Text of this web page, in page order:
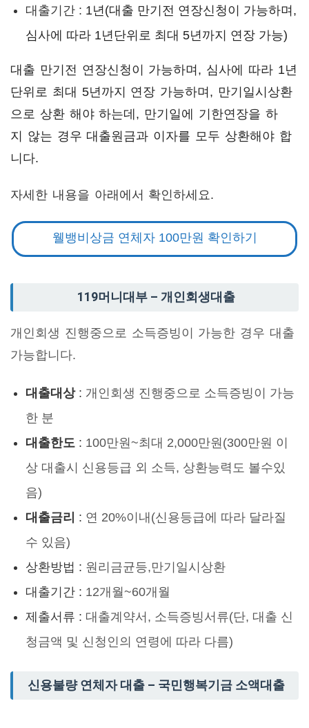
대출기간 : 1년(대출 만기전 연장신청이 가능하며,
심사에 따라 1년단위로 최대 5년까지 연장 가능)
대출 만기전 연장신청이 가능하며, 심사에 따라 1년
단위로 최대 5년까지 연장 가능하며, 만기일시상환
으로 상환 해야 하는데, 만기일에 기한연장을 하
지 않는 경우 대출원금과 이자를 모두 상환해야 합
니다.
자세한 내용을 아래에서 확인하세요.
웰뱅비상금 연체자 100만원 확인하기
119머니대부 – 개인회생대출
개인회생 진행중으로 소득증빙이 가능한 경우 대출
가능합니다.
대출대상: 개인회생 진행중으로 소득증빙이 가능
한 분
대출한도: 100만원~최대 2,000만원(300만원 이
상 대출시 신용등급 외 소득, 상환능력도 볼수있
음)
대출금리 : 연 20%이내(신용등급에 따라 달라질
수 있음)
상환방법 : 원리금균등,만기일시상환
대출기간 : 12개월~60개월
제출서류 : 대출계약서, 소득증빙서류(단, 대출 신
청금액 및 신청인의 연령에 따라 다름)
신용불량 연체자 대출 – 국민행복기금 소액대출